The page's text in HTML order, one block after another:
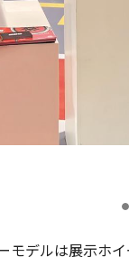
モデルは展示ホ